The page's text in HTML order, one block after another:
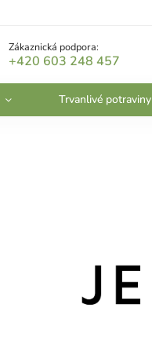
Zákaznická podpora:
+420 603 248 457
Trvanlivé potraviny